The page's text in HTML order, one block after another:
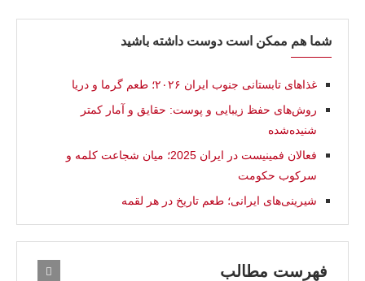
شما هم ممکن است دوست داشته باشید
غذاهای تابستانی جنوب ایران ۲۰۲۶؛ طعم گرما و دریا
روش‌های حفظ زیبایی و پوست: حقایق و آمار کمتر
شنیده‌شده
فعالان فمینیست در ایران 2025؛ میان شجاعت کلمه و
سرکوب حکومت
شیرینی‌های ایرانی؛ طعم تاریخ در هر لقمه
فهرست مطالب